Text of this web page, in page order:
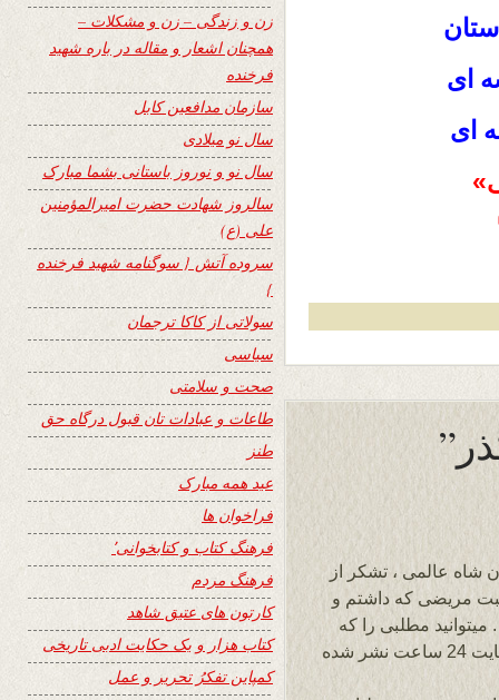
ای
ای
شاه عالمی ، تشکر از
مریضی که داشتم و
مطلبی را که
بمناست آغاز سال نو میلادی 2020 در بالای سایت 24 ساعت نشر شده
زن و زندگی – زن و مشکلات –
همچنان اشعار و مقاله در باره شهید
فرخنده
سازمان مدافعین کابل
سال نو میلادی
سال نو و نوروز باستانی بشما مبارک
سالروز شهادت حضرت امیرالمؤمنین
علی (ع)
سروده آتش { سوگنامه شهید فرخنده
}
سولاتی از کاکا ترجمان
سیاسی
صحت و سلامتی
طاعات و عبادات تان قبول درگاه حق
طنز
عید همه مبارک
فراخوان ها
فرهنگ کتاب و کتابخوانی٬
فرهنگ مردم
کارتون های عتیق شاهد
کتاب هزار و یک حکایت ادبی تاریخی
کمپاین تفکرُ تحریر و عمل